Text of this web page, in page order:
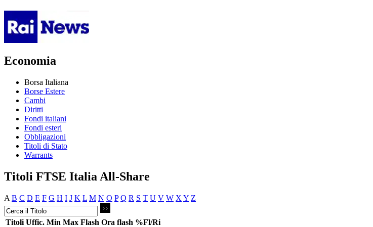
Economia
Borsa Italiana
Borse Estere
Cambi
Diritti
Fondi italiani
Fondi esteri
Obbligazioni
Titoli di Stato
Warrants
Titoli FTSE Italia All-Share
A B C D E F G H I J K L M N O P Q R S T U V W X Y Z
Titoli Uffic. Min Max Flash Ora flash %Fl/Ri